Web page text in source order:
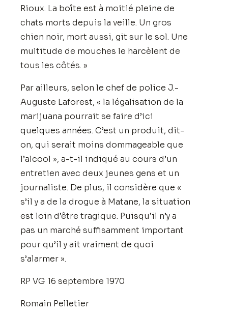
Rioux. La boîte est à moitié pleine de
chats morts depuis la veille. Un gros
chien noir, mort aussi, git sur le sol. Une
multitude de mouches le harcèlent de
tous les côtés. »
Par ailleurs, selon le chef de police J.-
Auguste Laforest, « la légalisation de la
marijuana pourrait se faire d’ici
quelques années. C’est un produit, dit-
on, qui serait moins dommageable que
l’alcool », a-t-il indiqué au cours d’un
entretien avec deux jeunes gens et un
journaliste. De plus, il considère que «
s’il y a de la drogue à Matane, la situation
est loin d’être tragique. Puisqu’il n’y a
pas un marché suffisamment important
pour qu’il y ait vraiment de quoi
s’alarmer ».
RP VG 16 septembre 1970
Romain Pelletier